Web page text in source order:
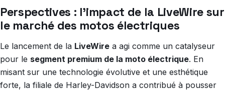
Perspectives : l’impact de la LiveWire sur
le marché des motos électriques
Le lancement de la LiveWire a agi comme un catalyseur
pour le segment premium de la moto électrique. En
misant sur une technologie évolutive et une esthétique
forte, la filiale de Harley-Davidson a contribué à pousser